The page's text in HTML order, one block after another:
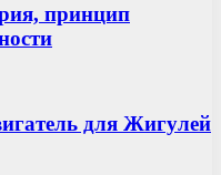
принцип
для Жигулей